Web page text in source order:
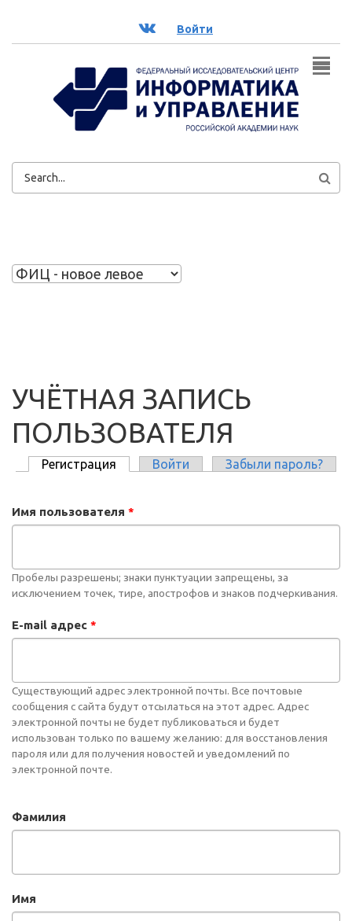
ВК Войти
ФОРМА
УЧЁТНАЯ ЗАПИСЬ
ПОЛЬЗОВАТЕЛЯ
Регистрация (активная вкладка)
Войти Забыли пароль?
Имя пользователя *
Пробелы разрешены; знаки пунктуации запрещены, за
исключением точек, тире, апострофов и знаков подчеркивания.
E-mail адрес *
Существующий адрес электронной почты. Все почтовые
сообщения с сайта будут отсылаться на этот адрес. Адрес
электронной почты не будет публиковаться и будет
использован только по вашему желанию: для восстановления
пароля или для получения новостей и уведомлений по
электронной почте.
Фамилия
Имя